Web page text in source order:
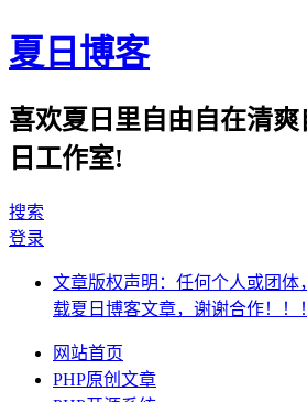
夏日博客
喜欢夏日里自由自在清
日工作室!
搜索
登录
文章版权声明：任何个人或团体
载夏日博客文章，谢谢合作！！！
网站首页
PHP原创文章